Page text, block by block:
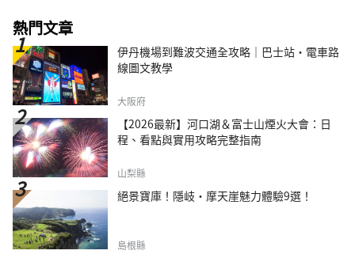
熱門文章
伊丹機場到難波交通全攻略｜巴士站・電車路
線圖文教學
大阪府
【2026最新】河口湖＆富士山煙火大會：日
程、看點與實用攻略完整指南
山梨縣
絕景寶庫！隱岐・摩天崖魅力體驗9選！
島根縣